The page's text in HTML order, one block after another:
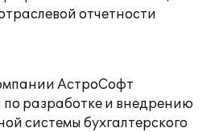
отчетности
АстроСофт
разработке и внедрению
системы бухгалтерского